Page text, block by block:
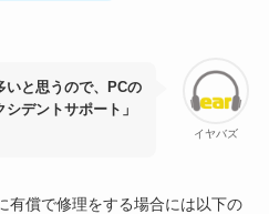
イヤバズ
いと思うので、PCの
デントサポート」
有償で修理をする場合には以下の